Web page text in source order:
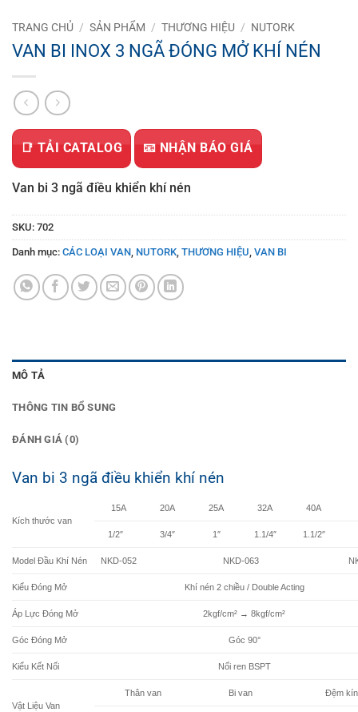
TRANG CHỦ / SẢN PHẨM / THƯƠNG HIỆU / NUTORK
VAN BI INOX 3 NGÃ ĐÓNG MỞ KHÍ NÉN
📑 TẢI CATALOG 📧 NHẬN BÁO GIÁ
Van bi 3 ngã điều khiển khí nén
SKU: 702
Danh mục: CÁC LOẠI VAN NUTORK THƯƠNG HIỆU VAN BI
MÔ TẢ
THÔNG TIN BỔ SUNG
ĐÁNH GIÁ (0)
Van bi 3 ngã điều khiển khí nén
Kích thước van
15A 20A 25A 32A 40A
1/2″ 3/4″ 1″ 1.1/4″ 1.1/2″
Model Đầu Khí Nén NKD-052 NKD-063
Kiểu Đóng Mở Khí nén 2 chiều / Double Acting
Áp Lực Đóng Mở 2kgf/cm² → 8kgf/cm²
Góc Đóng Mở Góc 90°
Kiểu Kết Nối Nối ren BSPT
Vật Liệu Van
Thân van Bi van Đệm kín